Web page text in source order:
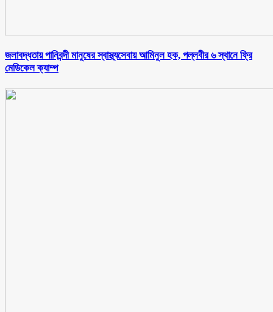
জলাবদ্ধতায় পানিবন্দী মানুষের স্বাস্থ্যসেবায় আমিনুল হক, পল্লবীর ৬ স্থানে ফ্রি
মেডিকেল ক্যাম্প